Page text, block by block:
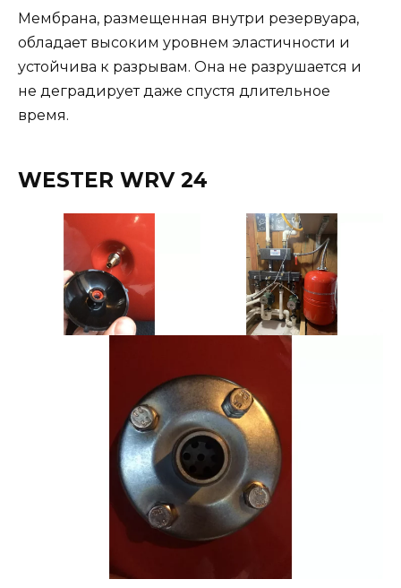
Мембрана, размещенная внутри резервуара,
обладает высоким уровнем эластичности и
устойчива к разрывам. Она не разрушается и
не деградирует даже спустя длительное
время.
WESTER WRV 24